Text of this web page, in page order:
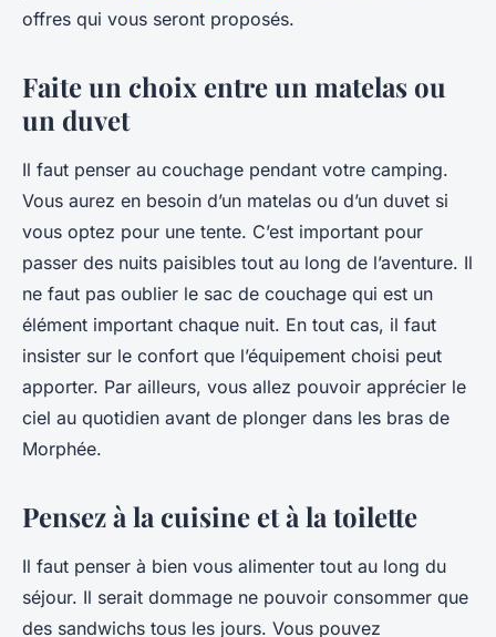
offres qui vous seront proposés.
Faite un choix entre un matelas ou
un duvet
Il faut penser au couchage pendant votre camping.
Vous aurez en besoin d’un matelas ou d’un duvet si
vous optez pour une tente. C’est important pour
passer des nuits paisibles tout au long de l’aventure. Il
ne faut pas oublier le sac de couchage qui est un
élément important chaque nuit. En tout cas, il faut
insister sur le confort que l’équipement choisi peut
apporter. Par ailleurs, vous allez pouvoir apprécier le
ciel au quotidien avant de plonger dans les bras de
Morphée.
Pensez à la cuisine et à la toilette
Il faut penser à bien vous alimenter tout au long du
séjour. Il serait dommage ne pouvoir consommer que
des sandwichs tous les jours. Vous pouvez